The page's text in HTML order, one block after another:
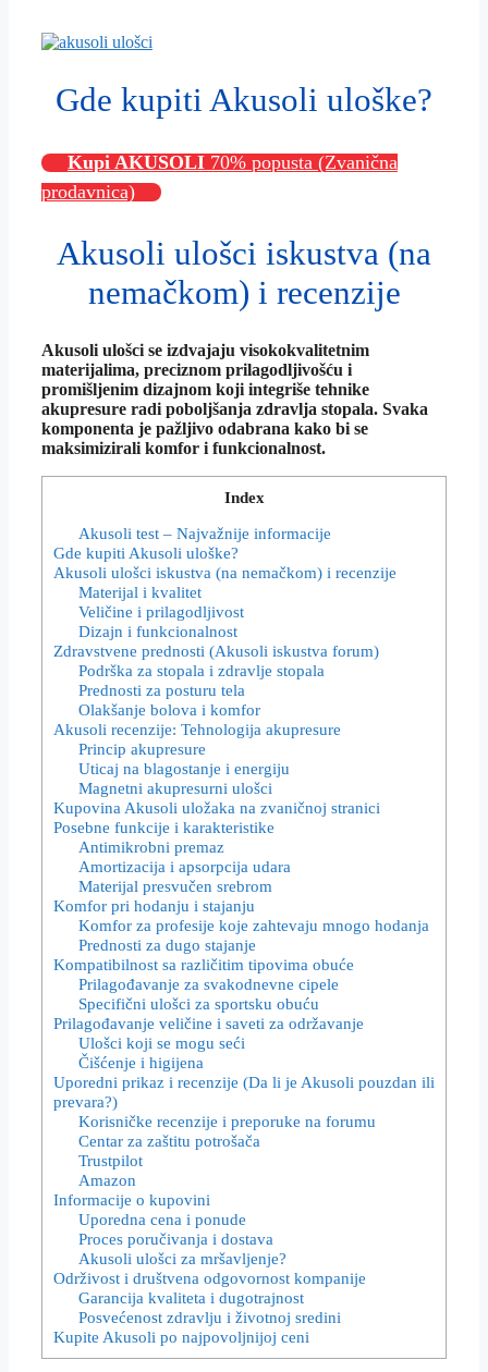
Gde kupiti Akusoli uloške?
Kupi AKUSOLI 70% popusta (Zvanična
prodavnica)
Akusoli ulošci iskustva (na
nemačkom) i recenzije
Akusoli ulošci se izdvajaju visokokvalitetnim
materijalima, preciznom prilagodljivošću i
promišljenim dizajnom koji integriše tehnike
akupresure radi poboljšanja zdravlja stopala. Svaka
komponenta je pažljivo odabrana kako bi se
maksimizirali komfor i funkcionalnost.
Index
Akusoli test – Najvažnije informacije
Gde kupiti Akusoli uloške?
Akusoli ulošci iskustva (na nemačkom) i recenzije
Materijal i kvalitet
Veličine i prilagodljivost
Dizajn i funkcionalnost
Zdravstvene prednosti (Akusoli iskustva forum)
Podrška za stopala i zdravlje stopala
Prednosti za posturu tela
Olakšanje bolova i komfor
Akusoli recenzije: Tehnologija akupresure
Princip akupresure
Uticaj na blagostanje i energiju
Magnetni akupresurni ulošci
Kupovina Akusoli uložaka na zvaničnoj stranici
Posebne funkcije i karakteristike
Antimikrobni premaz
Amortizacija i apsorpcija udara
Materijal presvučen srebrom
Komfor pri hodanju i stajanju
Komfor za profesije koje zahtevaju mnogo hodanja
Prednosti za dugo stajanje
Kompatibilnost sa različitim tipovima obuće
Prilagođavanje za svakodnevne cipele
Specifični ulošci za sportsku obuću
Prilagođavanje veličine i saveti za održavanje
Ulošci koji se mogu seći
Čišćenje i higijena
Uporedni prikaz i recenzije (Da li je Akusoli pouzdan ili
prevara?)
Korisničke recenzije i preporuke na forumu
Centar za zaštitu potrošača
Trustpilot
Amazon
Informacije o kupovini
Uporedna cena i ponude
Proces poručivanja i dostava
Akusoli ulošci za mršavljenje?
Održivost i društvena odgovornost kompanije
Garancija kvaliteta i dugotrajnost
Posvećenost zdravlju i životnoj sredini
Kupite Akusoli po najpovoljnijoj ceni